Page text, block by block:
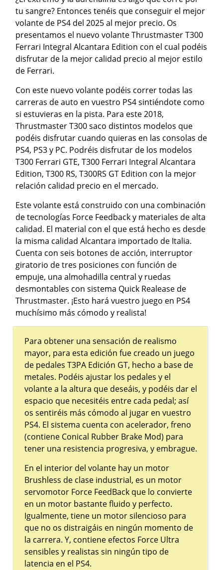
tu sangre? Entonces tenéis que conseguir el mejor
volante de PS4 del 2025 al mejor precio. Os
presentamos el nuevo volante Thrustmaster T300
Ferrari Integral Alcantara Edition con el cual podéis
disfrutar de la mejor calidad precio al mejor estilo
de Ferrari.
Con este nuevo volante podéis correr todas las
carreras de auto en vuestro PS4 sintiéndote como
si estuvieras en la pista. Para este 2018,
Thrustmaster T300 saco distintos modelos que
podéis disfrutar cuando quieras en las consolas de
PS4, PS3 y PC. Podréis disfrutar de los modelos
T300 Ferrari GTE, T300 Ferrari Integral Alcantara
Edition, T300 RS, T300RS GT Edition con la mejor
relación calidad precio en el mercado.
Este volante está construido con una combinación
de tecnologías Force Feedback y materiales de alta
calidad. El material con el que está hecho es desde
la misma calidad Alcantara importado de Italia.
Cuenta con seis botones de acción, interruptor
giratorio de tres posiciones con función de
empuje, una almohadilla central y ruedas
desmontables con sistema Quick Realease de
Thrustmaster. ¡Esto hará vuestro juego en PS4
muchísimo más cómodo y realista!
Para obtener una sensación de realismo
mayor, para esta edición fue creado un juego
de pedales T3PA Edición GT, hecho a base de
metales. Podéis ajustar los pedales y el
volante a la altura que deseáis, y podéis dar el
espacio que necesitéis entre cada pedal; así
os sentiréis más cómodo al jugar en vuestro
PS4. El sistema cuenta con acelerador, freno
(contiene Conical Rubber Brake Mod) para
tener una resistencia progresiva, y embrague.
En el interior del volante hay un motor
Brushless de clase industrial, es un motor
servomotor Force FeedBack que lo convierte
en un motor bastante fluido y perfecto.
Igualmente, tiene un motor silencioso para
que no os distraigáis en ningún momento de
la carrera. Y, contiene efectos Force Ultra
sensibles y realistas sin ningún tipo de
latencia en el PS4.